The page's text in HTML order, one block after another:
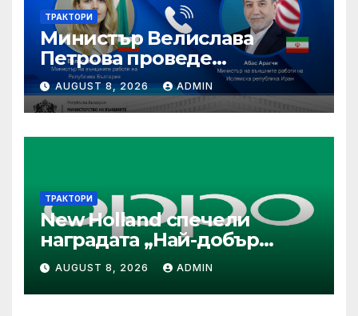
ТРАКТОРИ
Министър Велислава
Петрова проведе
телефонен разговор с
министъра на външните
работи на Ислямска
република Иран Абас
AUGUST 8, 2026 ADMIN
ТРАКТОРИ
New Holland спечели
наградата „Най-добър
специализиран трактор“ на
конкурса Tractor of the Year
2026
AUGUST 8, 2026 ADMIN